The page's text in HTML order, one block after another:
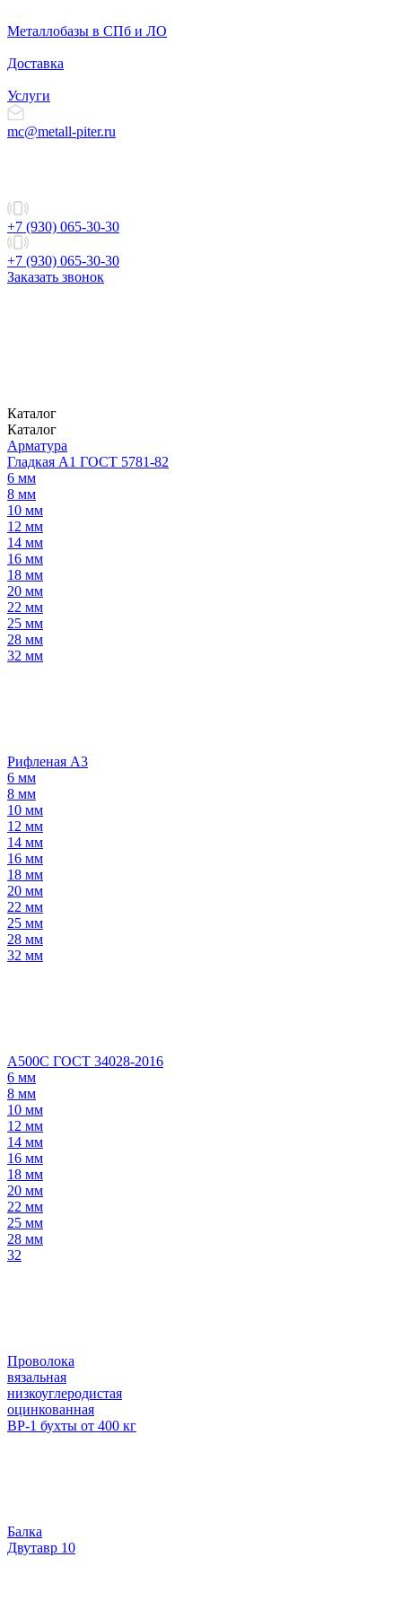
Металлобазы в СПб и ЛО
Доставка
Услуги
mc@metall-piter.ru
+7 (930) 065-30-30
+7 (930) 065-30-30
Заказать звонок
Каталог
Каталог
Арматура
Гладкая А1 ГОСТ 5781-82
6 мм
8 мм
10 мм
12 мм
14 мм
16 мм
18 мм
20 мм
22 мм
25 мм
28 мм
32 мм
Рифленая А3
6 мм
8 мм
10 мм
12 мм
14 мм
16 мм
18 мм
20 мм
22 мм
25 мм
28 мм
32 мм
А500С ГОСТ 34028-2016
6 мм
8 мм
10 мм
12 мм
14 мм
16 мм
18 мм
20 мм
22 мм
25 мм
28 мм
32
Проволока
вязальная
низкоуглеродистая
оцинкованная
ВР-1 бухты от 400 кг
Балка
Двутавр 10